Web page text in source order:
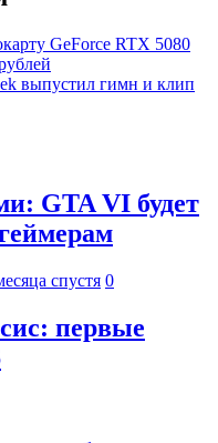
GeForce RTX 5080
выпустил гимн и клип
GTA VI будет
спустя 0
первые